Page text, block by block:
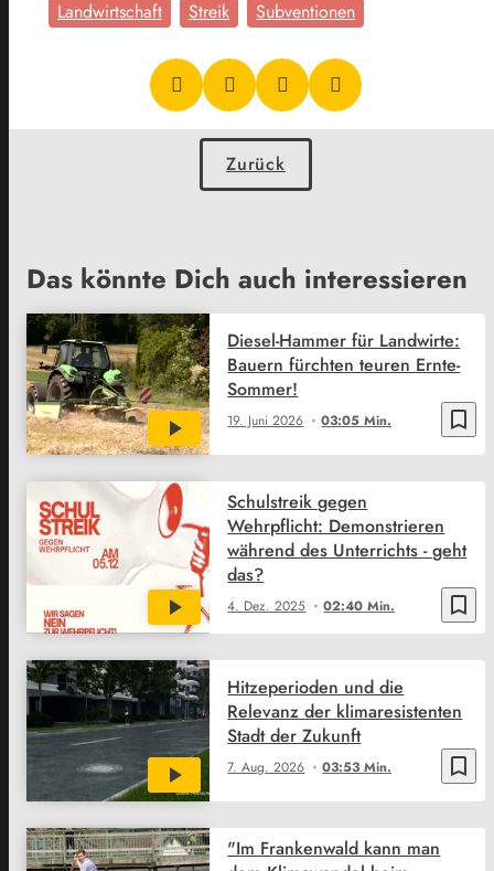
Landwirtschaft
Streik Subventionen
Zurück
Das könnte Dich auch interessieren
bookmark_border
19. Juni 2026 03:05 Min.
Diesel-Hammer für Landwirte:
Bauern fürchten teuren Ernte-
Sommer!
bookmark_border
4. Dez. 2025 02:40 Min.
Schulstreik gegen
Wehrpflicht: Demonstrieren
während des Unterrichts - geht
das?
bookmark_border
7. Aug. 2026 03:53 Min.
Hitzeperioden und die
Relevanz der klimaresistenten
Stadt der Zukunft
"Im Frankenwald kann man